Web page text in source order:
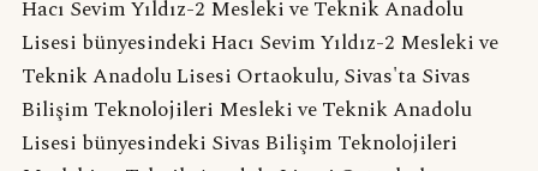
Hacı Sevim Yıldız-2 Mesleki ve Teknik Anadolu
Lisesi bünyesindeki Hacı Sevim Yıldız-2 Mesleki ve
Teknik Anadolu Lisesi Ortaokulu, Sivas'ta Sivas
Bilişim Teknolojileri Mesleki ve Teknik Anadolu
Lisesi bünyesindeki Sivas Bilişim Teknolojileri